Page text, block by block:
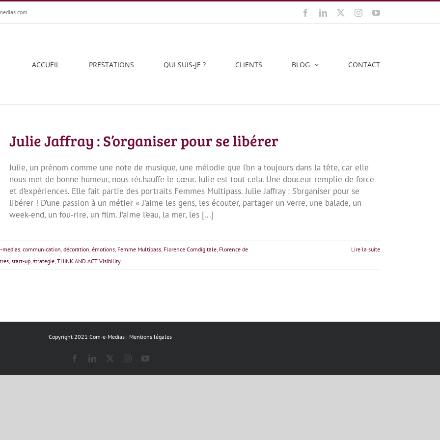
FacebookLinkedIn InstagramYouTube
ACCUEIL PRESTATIONS QUI SUIS-JE ? CLIENTS BLOG CONTACT
Julie Jaffray : S’organiser pour se libérer
Julie, un prénom comme une note de musique, une mélodie que l’on a toujours dans la tête, car elle
nous met de bonne humeur, nous réchauffe le cœur. Julie est tout cela. Une douceur remplie de force
et d’expériences. Elle fait partie des portraits Femmes Multipass. Julie Jaffray : S’organiser pour se
libérer ! D’une passion à un métier « J’aime les gens, les écouter, partager un verre, une balade, un
week-end, un fou-rire, un film. J’aime l’eau, la mer, les [...]
medias, communication, décoration, émotions, Femme Multipass, Florence Comdigitale, Florence de
, start-up, stratégie, THINK AND ACT Visibility
Lire la suite
Copyright 2021 Com-e-Medias | Mentions légales
FacebookLinkedIn InstagramYouTube